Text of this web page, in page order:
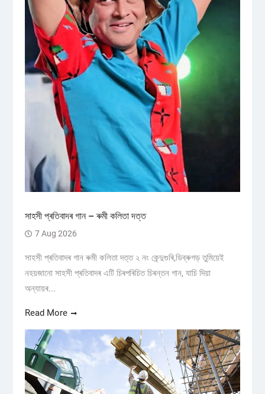
সাহসী প্ৰতিবাদৰ গান – ৰুমী কলিতা দত্ত
7 Aug 2026
সাহসী প্ৰতিবাদৰ গান ৰুমী কলিতা দত্ত ২ নং কেন্দুগুৰি,ডিব্ৰুগড় তুমিয়েই
নহয়জানো সাহসী প্ৰতিবাদৰ এটি চিৰপৰিচিত চিৰন্তন গান, যাচি দিয়া
অন্যায়ৰ...
Read More